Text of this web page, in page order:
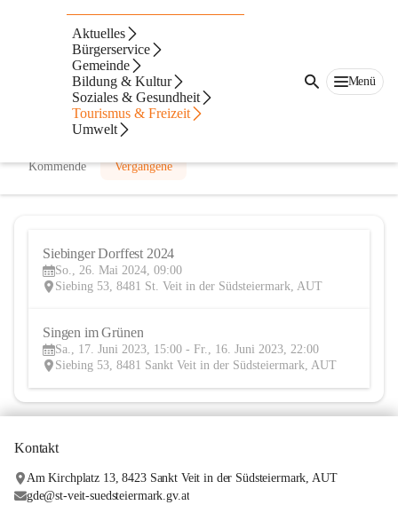
Aktuelles
Bürgerservice
Gemeinde
Bildung & Kultur
Soziales & Gesundheit
Tourismus & Freizeit
Umwelt
Menü
Dorfgemeinschaft Siebing
@dorfgemeinschaft-siebing
Verein
In CITIES öffnen
Kommende Vergangene
Siebinger Dorffest 2024
So., 26. Mai 2024, 09:00
Siebing 53, 8481 St. Veit in der Südsteiermark, AUT
Singen im Grünen
Sa., 17. Juni 2023, 15:00 - Fr., 16. Juni 2023, 22:00
Siebing 53, 8481 Sankt Veit in der Südsteiermark, AUT
Kontakt
Am Kirchplatz 13, 8423 Sankt Veit in der Südsteiermark, AUT
gde@st-veit-suedsteiermark.gv.at